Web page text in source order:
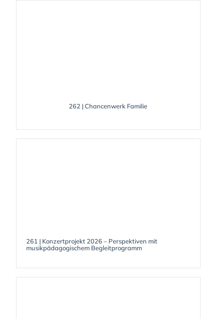
262 | Chancenwerk Familie
261 | Konzertprojekt 2026 – Perspektiven mit
musikpädagogischem Begleitprogramm